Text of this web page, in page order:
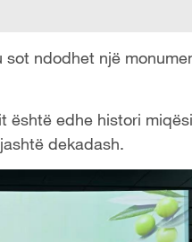
ndodhet një
është edhe histori
dekadash.